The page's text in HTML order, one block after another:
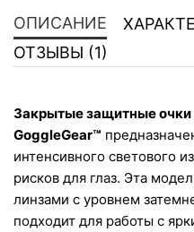
ОПИСАНИЕ
ОТЗЫВЫ (1)
Закрытые защитные очки
GoggleGear™
интенсивного светового
рисков для глаз. Эта
линзами с уровнем
подходит для работы с